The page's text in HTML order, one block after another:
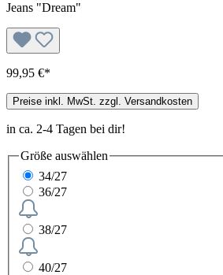
Jeans "Dream"
99,95 €*
Preise inkl. MwSt. zzgl. Versandkosten
in ca. 2-4 Tagen bei dir!
Größe auswählen
34/27
36/27
38/27
40/27